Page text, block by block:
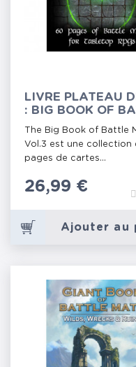
LIVRE PLATEAU
: BIG BOOK OF
MATS VOL.3 (A4)
The Big Book of Battle
Vol.3 est une collection
pages de cartes...
Prix
26,99 €
Ajouter au